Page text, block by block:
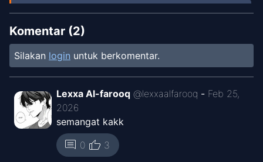
Chapter78-Kamu Terlalu Mudah
Ditebak
Unknown
Dec 28,
Chapter77-Padahal Aku Kan
Unknown
Dec 25,
2024
Chapter 76-Aku dan "Cowok
Komentar (2)
Silakan login untuk berkomentar.
Lexxa Al-farooq @lexxaalfarooq - Feb 25,
2026
semangat kakk
comment 0 thumb_up 3